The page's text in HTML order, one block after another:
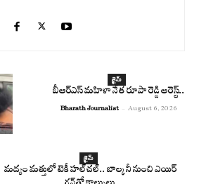
క్రైమ్
బీఆర్ఎస్ మహిళా నేత రూపా రెడ్డి అరెస్ట్..
Bharath Journalist - August 6, 2026
క్రైమ్
మద్యం మత్తులో టెకీ హల్‌చల్.. బాల్కనీ నుంచి ఎయిర్